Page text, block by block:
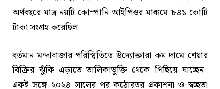
অর্থবছরে মাত্র নয়টি কোম্পানি আইপিওর মাধ্যমে ৮৪১ কোটি
টাকা সংগ্রহ করেছিল।
বর্তমান মন্দাবাজার পরিস্থিতিতে উদ্যোক্তারা কম দামে শেয়ার
বিক্রির ঝুঁকি এড়াতে তালিকাভুক্তি থেকে পিছিয়ে যাচ্ছেন।
একই সঙ্গে ২০২৪ সালের পর কঠোরতর প্রকাশনা ও স্বচ্ছতা